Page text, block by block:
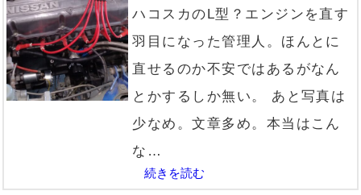
ハコスカのL型？エンジンを直す
羽目になった管理人。ほんとに
直せるのか不安ではあるがなん
とかするしか無い。 あと写真は
少なめ。文章多め。本当はこん
な…
続きを読む